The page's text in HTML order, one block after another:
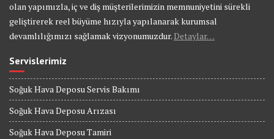
olan yapımızla, iç ve diş müşterilerimizin memnuniyetini sürekli
geliştirerek reel büyüme hızıyla yapılanarak kurumsal
devamlılığımızı sağlamak vizyonumuzdur.Detaylar…
Servislerimiz
Soğuk Hava Deposu Servis Bakımı
Soğuk Hava Deposu Arızası
Soğuk Hava Deposu Tamiri